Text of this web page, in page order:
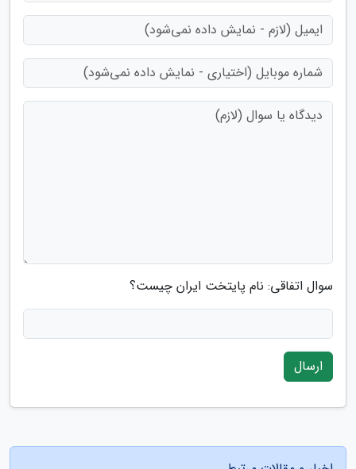
سوال اتفاقی: نام پایتخت ایران چیست؟
ارسال